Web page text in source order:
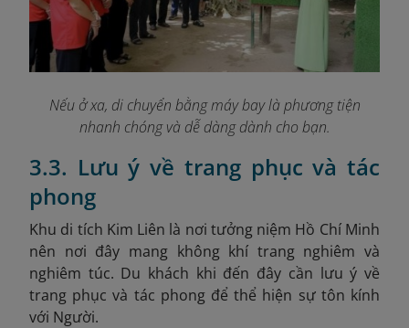
Nếu ở xa, di chuyển bằng máy bay là phương tiện
nhanh chóng và dễ dàng dành cho bạn.
3.3. Lưu ý về trang phục và tác
phong
Khu di tích Kim Liên là nơi tưởng niệm Hồ Chí Minh
nên nơi đây mang không khí trang nghiêm và
nghiêm túc. Du khách khi đến đây cần lưu ý về
trang phục và tác phong để thể hiện sự tôn kính
với Người.